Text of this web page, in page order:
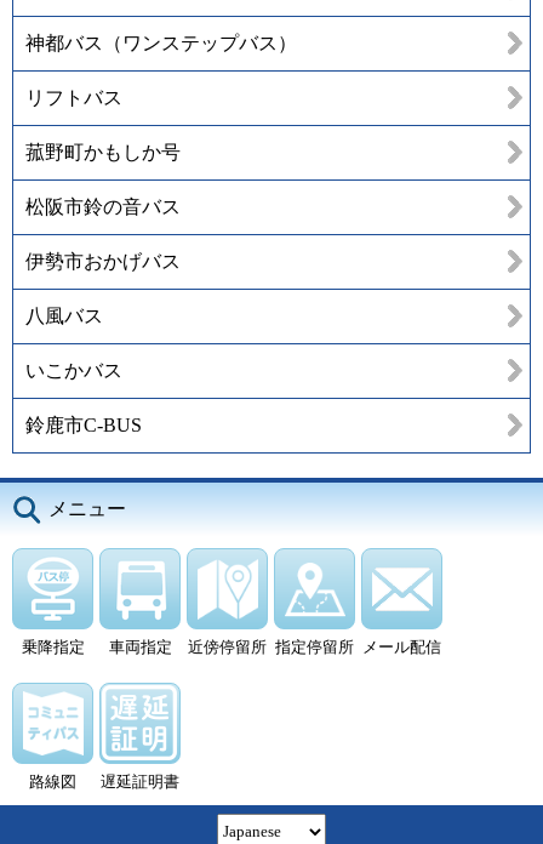
神都バス（ワンステップバス）
リフトバス
菰野町かもしか号
松阪市鈴の音バス
伊勢市おかげバス
八風バス
いこかバス
鈴鹿市C-BUS
メニュー
乗降指定 車両指定 近傍停留所 指定停留所 メール配信
路線図 遅延証明書